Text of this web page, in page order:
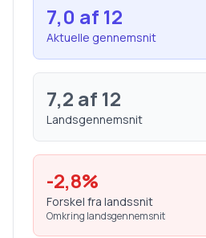
7,0 af 12
Aktuelle gennemsnit
7,2 af 12
Landsgennemsnit
-2,8%
Forskel fra landssnit
Omkring landsgennemsnit